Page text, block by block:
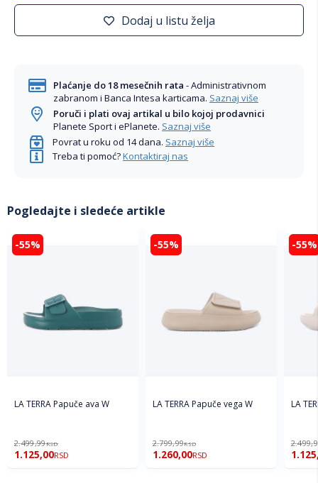
Dodaj u listu želja
Plaćanje do 18 mesečnih rata - Administrativnom
zabranom i Banca Intesa karticama. Saznaj više
Poruči i plati ovaj artikal u bilo kojoj prodavnici
Planete Sport i ePlanete. Saznaj više
Povrat u roku od 14 dana. Saznaj više
Treba ti pomoć?Kontaktiraj nas
Pogledajte i sledeće artikle
-55%
LA TERRA Papuče ava W
2.499,99RSD
1.125,00RSD
-55%
LA TERRA Papuče vega W
2.799,99RSD
1.260,00RSD
-55%
LA